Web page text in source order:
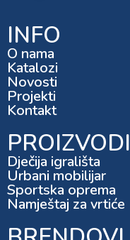
INFO
O nama
Katalozi
Novosti
Projekti
Kontakt
PROIZVODI
Dječija igrališta
Urbani mobilijar
Sportska oprema
Namještaj za vrtiće